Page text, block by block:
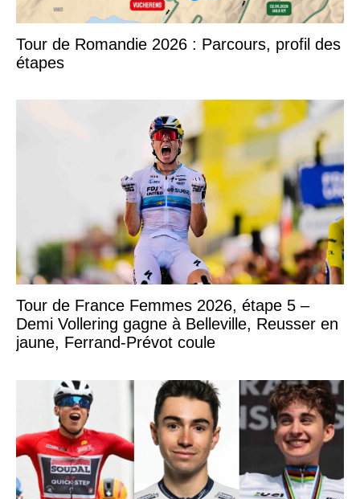
Tour de Romandie 2026 : Parcours, profil des
étapes
Tour de France Femmes 2026, étape 5 –
Demi Vollering gagne à Belleville, Reusser en
jaune, Ferrand-Prévot coule